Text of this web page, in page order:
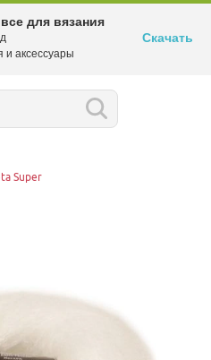
Super
для вязания
и аксессуары
Скачать